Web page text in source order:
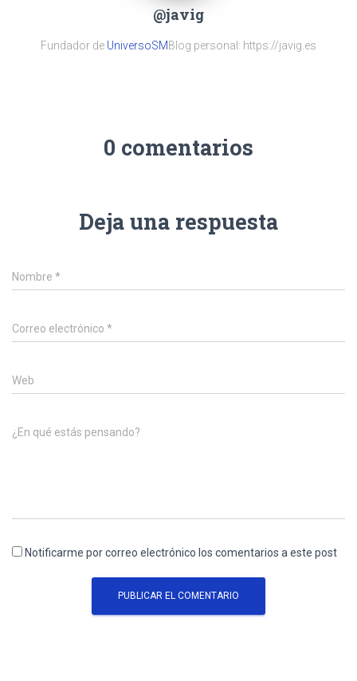
@javig
Fundador de UniversoSMBlog personal: https://javig.es
0 comentarios
Deja una respuesta
Nombre *
Correo electrónico *
Web
¿En qué estás pensando?
Notificarme por correo electrónico los comentarios a este post